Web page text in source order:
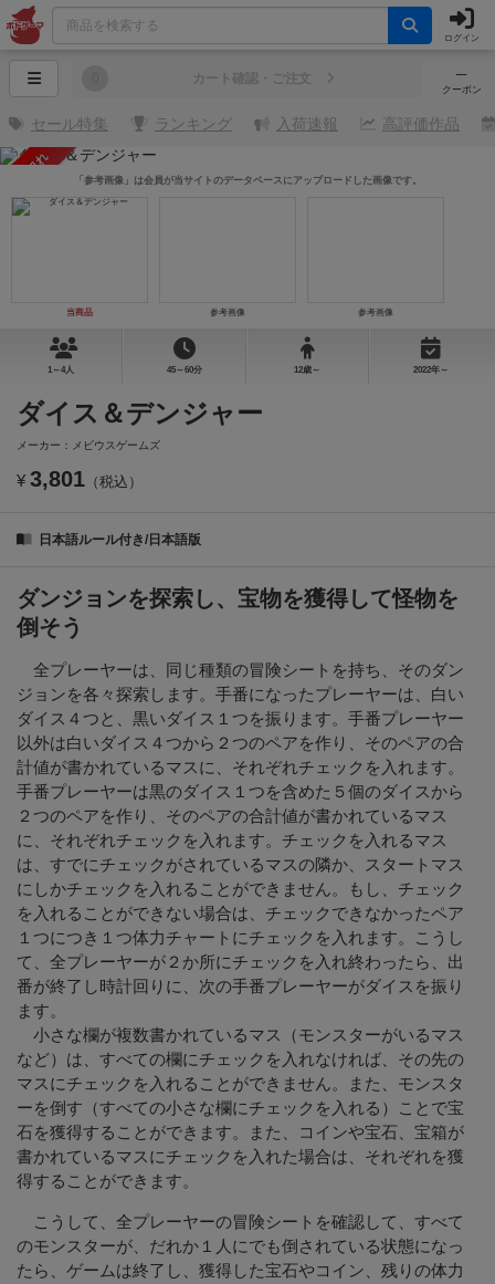
ログイン
─
クーポン
カート確認・ご注文
セール特集 ランキング 入荷速報 高評価作品
売り切れ
当商品 参考画像 参考画像
「参考画像」は会員が当サイトのデータベースにアップロードした画像です。
1～4人 45～60分 12歳～ 2022年～
ダイス＆デンジャー
メーカー：メビウスゲームズ
¥ 3,801 （税込）
日本語ルール付き/日本語版
ダンジョンを探索し、宝物を獲得して怪物を
倒そう
全プレーヤーは、同じ種類の冒険シートを持ち、そのダン
ジョンを各々探索します。手番になったプレーヤーは、白い
ダイス４つと、黒いダイス１つを振ります。手番プレーヤー
以外は白いダイス４つから２つのペアを作り、そのペアの合
計値が書かれているマスに、それぞれチェックを入れます。
手番プレーヤーは黒のダイス１つを含めた５個のダイスから
２つのペアを作り、そのペアの合計値が書かれているマス
に、それぞれチェックを入れます。チェックを入れるマス
は、すでにチェックがされているマスの隣か、スタートマス
にしかチェックを入れることができません。もし、チェック
を入れることができない場合は、チェックできなかったペア
１つにつき１つ体力チャートにチェックを入れます。こうし
て、全プレーヤーが２か所にチェックを入れ終わったら、出
番が終了し時計回りに、次の手番プレーヤーがダイスを振り
ます。
小さな欄が複数書かれているマス（モンスターがいるマス
など）は、すべての欄にチェックを入れなければ、その先の
マスにチェックを入れることができません。また、モンスタ
ーを倒す（すべての小さな欄にチェックを入れる）ことで宝
石を獲得することができます。また、コインや宝石、宝箱が
書かれているマスにチェックを入れた場合は、それぞれを獲
得することができます。
こうして、全プレーヤーの冒険シートを確認して、すべて
のモンスターが、だれか１人にでも倒されている状態になっ
たら、ゲームは終了し、獲得した宝石やコイン、残りの体力